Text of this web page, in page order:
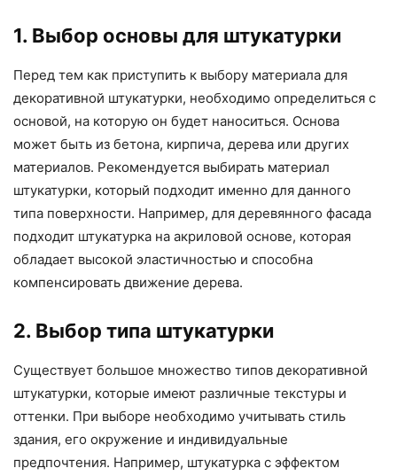
1. Выбор основы для штукатурки
Перед тем как приступить к выбору материала для
декоративной штукатурки, необходимо определиться с
основой, на которую он будет наноситься. Основа
может быть из бетона, кирпича, дерева или других
материалов. Рекомендуется выбирать материал
штукатурки, который подходит именно для данного
типа поверхности. Например, для деревянного фасада
подходит штукатурка на акриловой основе, которая
обладает высокой эластичностью и способна
компенсировать движение дерева.
2. Выбор типа штукатурки
Существует большое множество типов декоративной
штукатурки, которые имеют различные текстуры и
оттенки. При выборе необходимо учитывать стиль
здания, его окружение и индивидуальные
предпочтения. Например, штукатурка с эффектом